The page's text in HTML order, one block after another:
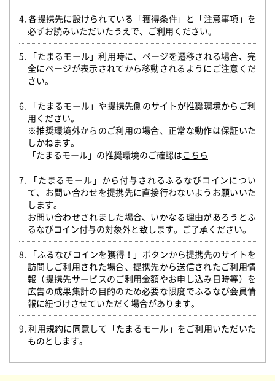
4. 各提携先に設けられている「獲得条件」と「注意事項」を
必ずお読みいただいたうえで、ご利用ください。
5. 「たまるモール」利用時に、ページを遷移される場合、完
全にページが表示されてから移動されるようにご注意くだ
さい。
6. 「たまるモール」や提携先側のサイトが推奨環境からご利
用ください。
※推奨環境外からのご利用の場合、正常な動作は保証いた
しかねます。
「たまるモール」の推奨環境のご確認はこちら
7. 「たまるモール」から付与されるふるなびコインについ
て、お問い合わせを提携先に直接行わないようお願いいた
します。
お問い合わせされました場合、いかなる理由があろうとふ
るなびコイン付与の対象外と致します。ご了承ください。
8. 「ふるなびコインを獲得！」ボタンから提携先のサイトを
訪問しご利用された場合、提携先から送信されたご利用情
報（提携先サービスのご利用金額やお申し込み日時等）を
広告の成果集計の目的のため必要な限度でふるなび会員情
報に紐づけさせていただく場合があります。
9.利用規約に同意して「たまるモール」をご利用いただいた
ものとします。